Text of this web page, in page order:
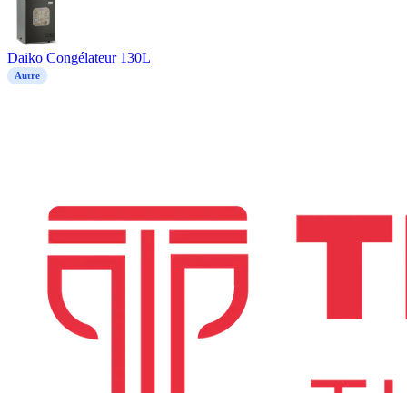
Daiko Congélateur 130L
Autre